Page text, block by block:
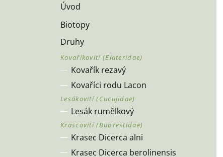
Úvod
Biotopy
Druhy
Kovařík rezavý
Kovaříci rodu Lacon
Lesák rumělkový
Krasec Dicerca alni
Krasec Dicerca berolinensis